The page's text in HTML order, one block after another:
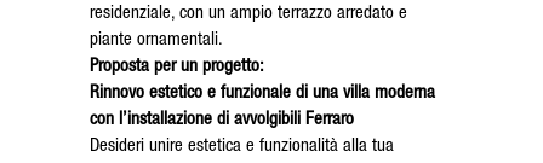
residenziale, con un ampio terrazzo arredato e
piante ornamentali.
Proposta per un progetto:
Rinnovo estetico e funzionale di una villa moderna
con l’installazione di avvolgibili Ferraro
Desideri unire estetica e funzionalità alla tua